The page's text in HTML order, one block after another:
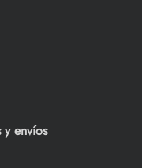
y envíos